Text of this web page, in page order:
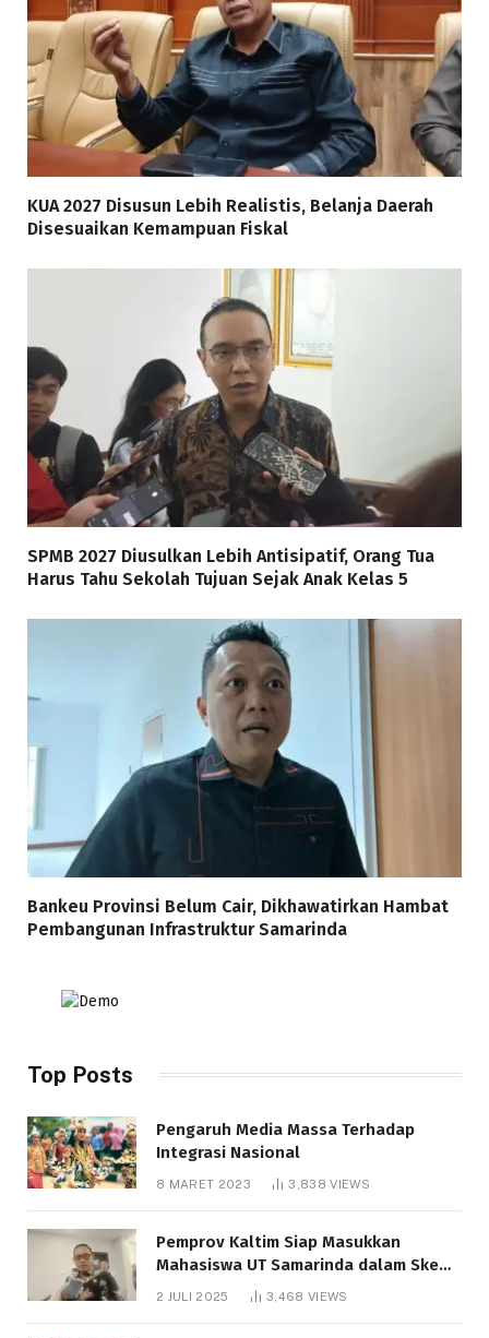
KUA 2027 Disusun Lebih Realistis, Belanja Daerah
Disesuaikan Kemampuan Fiskal
SPMB 2027 Diusulkan Lebih Antisipatif, Orang Tua
Harus Tahu Sekolah Tujuan Sejak Anak Kelas 5
Bankeu Provinsi Belum Cair, Dikhawatirkan Hambat
Pembangunan Infrastruktur Samarinda
Top Posts
Pengaruh Media Massa Terhadap
Integrasi Nasional
8 MARET 2023 3,838VIEWS
Pemprov Kaltim Siap Masukkan
Mahasiswa UT Samarinda dalam Skema
Bantuan Pendidikan Gratispol
2 JULI 2025 3,468 VIEWS